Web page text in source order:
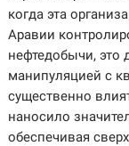
когда эта
Аравии
нефтедобычи, это
манипуляцией с
существенно
наносило
обеспечивая